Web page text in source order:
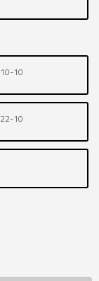
10-10
22-10